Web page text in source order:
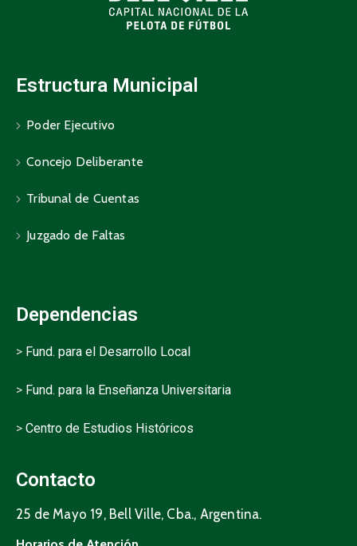
Estructura Municipal
Poder Ejecutivo
Concejo Deliberante
Tribunal de Cuentas
Juzgado de Faltas
Dependencias
> Fund. para el Desarrollo Local
> Fund. para la Enseñanza Universitaria
> Centro de Estudios Históricos
Contacto
25 de Mayo 19, Bell Ville, Cba., Argentina.